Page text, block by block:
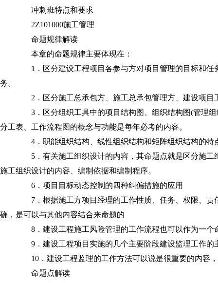
冲刺班特点和要求
2Z101000施工管理
命题规律解读
本章的命题规律主要体现在：
1．区分建设工程项目各参与方对项目管理的目标和任
务。
2．区分施工总承包方、施工总承包管理方、建设项目
3．区分组织工具中的项目结构图、组织结构图(管理组
分工表、工作流程图的概念与功能是每年必考的内容。
4．职能组织结构、线性组织结构和矩阵组织结构的特
5．有关施工组织设计的内容，其命题点就是区分施工
施工组织设计的内容、编制依据和编制程序。
6．项目目标动态控制的四种纠偏措施的应用
7．根据施工方项目经理的工作性质、任务、权限、责
确，是可以与其他内容结合来命题的
8．建设工程施工风险管理的工作流程也可以作为一个
9．建设工程项目实施的几个主要阶段建设监理工作的
10．建设工程监理的工作方法可以说是很重要的内容
命题点解读